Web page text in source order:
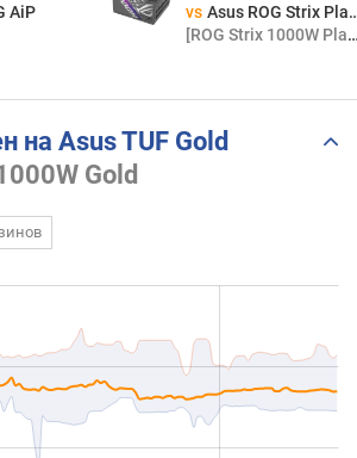
AiP
vs Asus ROG Strix Platinum
[ROG Strix 1000W Platinum]
на Asus TUF Gold
Gold